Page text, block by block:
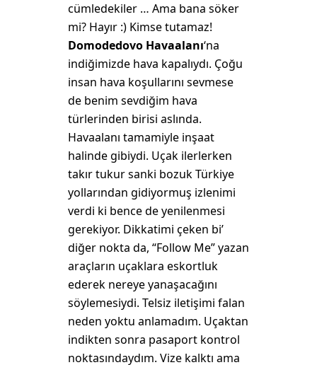
cümledekiler … Ama bana söker
mi? Hayır :) Kimse tutamaz!
Domodedovo Havaalanı‘na
indiğimizde hava kapalıydı. Çoğu
insan hava koşullarını sevmese
de benim sevdiğim hava
türlerinden birisi aslında.
Havaalanı tamamiyle inşaat
halinde gibiydi. Uçak ilerlerken
takır tukur sanki bozuk Türkiye
yollarından gidiyormuş izlenimi
verdi ki bence de yenilenmesi
gerekiyor. Dikkatimi çeken bi’
diğer nokta da, “Follow Me” yazan
araçların uçaklara eskortluk
ederek nereye yanaşacağını
söylemesiydi. Telsiz iletişimi falan
neden yoktu anlamadım. Uçaktan
indikten sonra pasaport kontrol
noktasındaydım. Vize kalktı ama